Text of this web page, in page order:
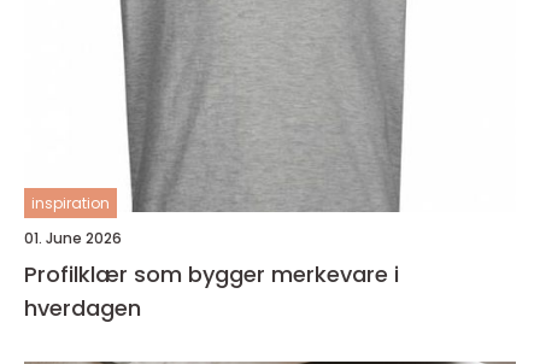
inspiration
01. June 2026
Profilklær som bygger merkevare i
hverdagen